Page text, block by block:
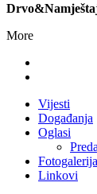
More
Vijesti
Događanja
Oglasi
Fotogalerija
Linkovi